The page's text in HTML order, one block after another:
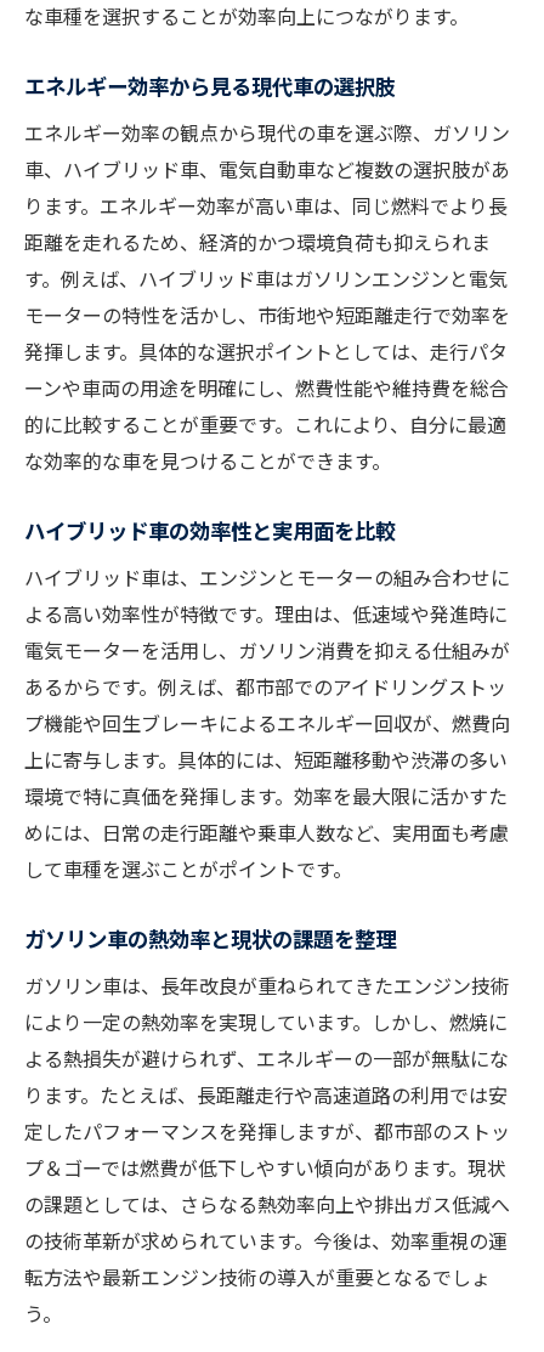
な車種を選択することが効率向上につながります。
エネルギー効率から見る現代車の選択肢
エネルギー効率の観点から現代の車を選ぶ際、ガソリン
車、ハイブリッド車、電気自動車など複数の選択肢があ
ります。エネルギー効率が高い車は、同じ燃料でより長
距離を走れるため、経済的かつ環境負荷も抑えられま
す。例えば、ハイブリッド車はガソリンエンジンと電気
モーターの特性を活かし、市街地や短距離走行で効率を
発揮します。具体的な選択ポイントとしては、走行パタ
ーンや車両の用途を明確にし、燃費性能や維持費を総合
的に比較することが重要です。これにより、自分に最適
な効率的な車を見つけることができます。
ハイブリッド車の効率性と実用面を比較
ハイブリッド車は、エンジンとモーターの組み合わせに
よる高い効率性が特徴です。理由は、低速域や発進時に
電気モーターを活用し、ガソリン消費を抑える仕組みが
あるからです。例えば、都市部でのアイドリングストッ
プ機能や回生ブレーキによるエネルギー回収が、燃費向
上に寄与します。具体的には、短距離移動や渋滞の多い
環境で特に真価を発揮します。効率を最大限に活かすた
めには、日常の走行距離や乗車人数など、実用面も考慮
して車種を選ぶことがポイントです。
ガソリン車の熱効率と現状の課題を整理
ガソリン車は、長年改良が重ねられてきたエンジン技術
により一定の熱効率を実現しています。しかし、燃焼に
よる熱損失が避けられず、エネルギーの一部が無駄にな
ります。たとえば、長距離走行や高速道路の利用では安
定したパフォーマンスを発揮しますが、都市部のストッ
プ＆ゴーでは燃費が低下しやすい傾向があります。現状
の課題としては、さらなる熱効率向上や排出ガス低減へ
の技術革新が求められています。今後は、効率重視の運
転方法や最新エンジン技術の導入が重要となるでしょ
う。